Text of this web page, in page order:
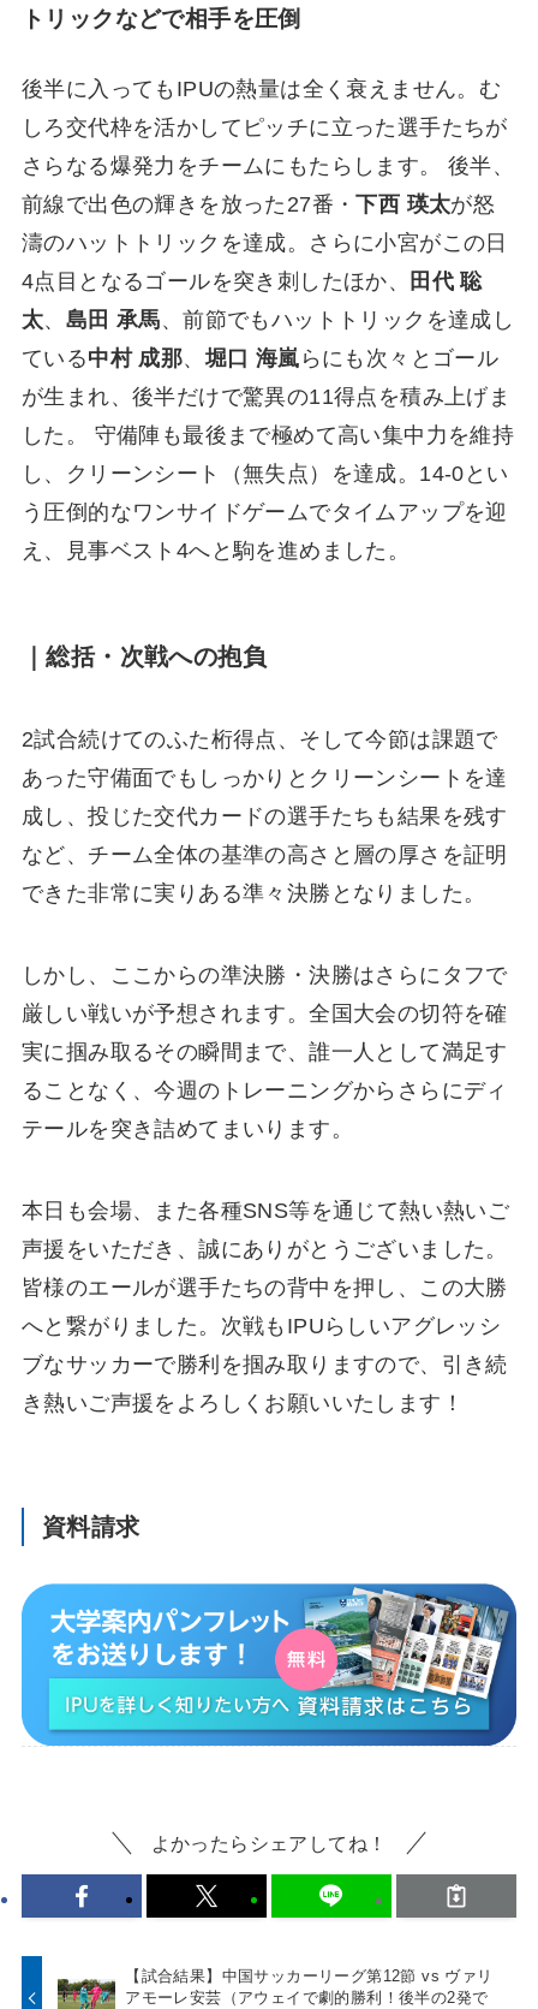
トリックなどで相手を圧倒
後半に入ってもIPUの熱量は全く衰えません。む
しろ交代枠を活かしてピッチに立った選手たちが
さらなる爆発力をチームにもたらします。 後半、
前線で出色の輝きを放った27番・下西 瑛太が怒
濤のハットトリックを達成。さらに小宮がこの日
4点目となるゴールを突き刺したほか、
田代 聡
太、 島田 承馬、前節でもハットトリックを達成し
ている中村 成那、堀口 海嵐 らにも次々とゴール
が生まれ、後半だけで驚異の11得点を積み上げま
した。 守備陣も最後まで極めて高い集中力を維持
し、クリーンシート（無失点）を達成。14-0とい
う圧倒的なワンサイドゲームでタイムアップを迎
え、見事ベスト4へと駒を進めました。
｜総括・次戦への抱負
2試合続けてのふた桁得点、そして今節は課題で
あった守備面でもしっかりとクリーンシートを達
成し、投じた交代カードの選手たちも結果を残す
など、チーム全体の基準の高さと層の厚さを証明
できた非常に実りある準々決勝となりました。
しかし、ここからの準決勝・決勝はさらにタフで
厳しい戦いが予想されます。全国大会の切符を確
実に掴み取るその瞬間まで、誰一人として満足す
ることなく、今週のトレーニングからさらにディ
テールを突き詰めてまいります。
本日も会場、また各種SNS等を通じて熱い熱いご
声援をいただき、誠にありがとうございました。
皆様のエールが選手たちの背中を押し、この大勝
へと繋がりました。次戦もIPUらしいアグレッシ
ブなサッカーで勝利を掴み取りますので、引き続
き熱いご声援をよろしくお願いいたします！
資料請求
よかったらシェアしてね！
【試合結果】中国サッカーリーグ第12節 vs ヴァリ
アモーレ安芸（アウェイで劇的勝利！後半の2発で